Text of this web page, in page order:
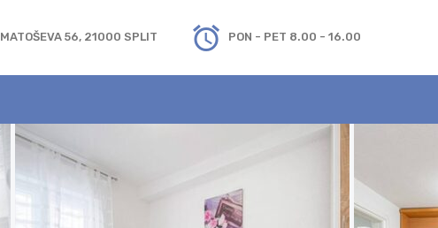
MATOŠEVA 56, 21000 SPLIT PON - PET 8.00 - 16.00